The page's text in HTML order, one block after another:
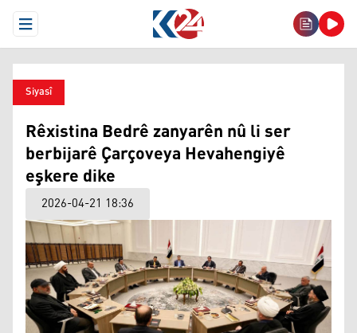
Open Menu
Siyasî
Rêxistina Bedrê zanyarên nû li ser
berbijarê Çarçoveya Hevahengiyê
eşkere dike
2026-04-21 18:36